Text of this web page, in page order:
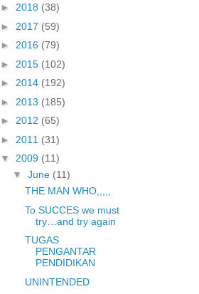
► 2018 (38)
► 2017 (59)
► 2016 (79)
► 2015 (102)
► 2014 (192)
► 2013 (185)
► 2012 (65)
► 2011 (31)
▼ 2009 (11)
▼ June (11)
THE MAN WHO,,,,,
To SUCCES we must
try…and try again
TUGAS
PENGANTAR
PENDIDIKAN
UNINTENDED